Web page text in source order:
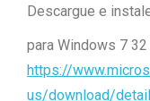
Descargue e
para Windows 7
https://
us/download/